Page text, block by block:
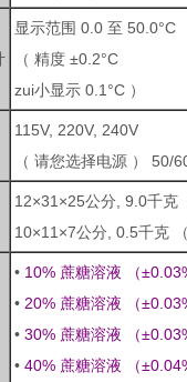
显示范围 0.0 至 50.0°C
（ 精度 ±0.2°C
zui小显示 0.1°C ）
115V, 220V, 240V
（ 请您选择电源 ） 50/
12×31×25公分, 9.0千克
10×11×7公分, 0.5千克 （
• 10% 蔗糖溶液 （
• 20% 蔗糖溶液 （
• 30% 蔗糖溶液 （
• 40% 蔗糖溶液 （